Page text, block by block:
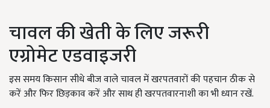
चावल की खेती के लिए जरूरी
एग्रोमेट एडवाइजरी
इस समय किसान सीधे बीज वाले चावल में खरपतवारों की पहचान ठीक से
करें और फिर छिड़काव करें और साथ ही खरपतवारनाशी का भी ध्यान रखें.